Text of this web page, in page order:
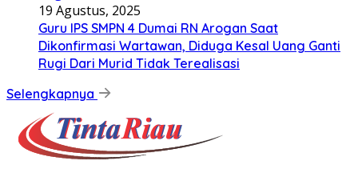
19 Agustus, 2025
Guru IPS SMPN 4 Dumai RN Arogan Saat
Dikonfirmasi Wartawan, Diduga Kesal Uang Ganti
Rugi Dari Murid Tidak Terealisasi
Selengkapnya